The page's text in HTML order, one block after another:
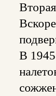
В 1945